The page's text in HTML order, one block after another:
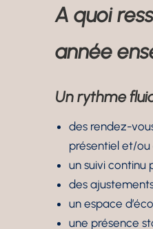
A quoi
année
Un rythme
des rendez-
présentiel et/
un suivi continu
des
un espace
une présence